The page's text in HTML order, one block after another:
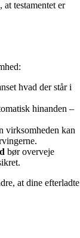
testamentet er
hvad der står i
hinanden –
virksomheden kan
bør overveje
at dine efterladte